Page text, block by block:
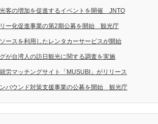
客の増加を促進するイベントを開催 JNTO
ー化促進事業の第2期公募を開始 観光庁
ースを利用したレンタカーサービスが開始
が台湾人の訪日観光に関する調査を実施
労マッチングサイト「MUSUBI」がリリース
バウンド対策支援事業の公募を開始 観光庁